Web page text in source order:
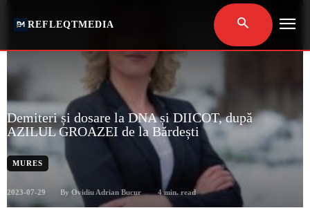
REFLEQTMEDIA
Demiteri și dosare la DNA și DIICOT, după
AZILUL GROAZEI de la Bărdești
MURES
2023-07-29 By Ovidiu Adrian Bucur 4min. read